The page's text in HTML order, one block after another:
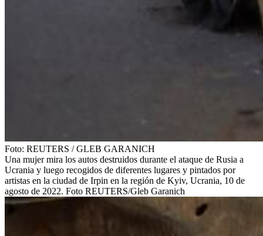
Foto: REUTERS /GLEB GARANICH
Una mujer mira los autos destruidos durante el ataque de Rusia a
Ucrania y luego recogidos de diferentes lugares y pintados por
artistas en la ciudad de Irpin en la región de Kyiv, Ucrania, 10 de
agosto de 2022. Foto REUTERS/Gleb Garanich